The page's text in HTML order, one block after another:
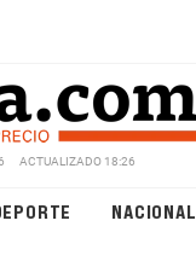
ACTUALIZADO 18:26
NACIONAL